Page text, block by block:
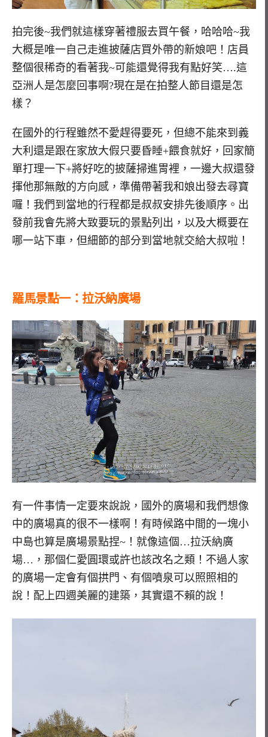
拍完後~我們就這樣穿著禮服去買午餐，哈哈哈~我
大概是唯一自己走進披薩店買外帶的新娘吧！店員
整個很稀奇的看著我~可能還覺得我有點好笑….這
亞洲人是怎麼回事啊?現在是在拍整人節目還是怎
樣？
在國外的行程雖然不愛趕得要死，但總不能來到義
大利還是跟在家放大假只要昏睡+餵食就好，回家簡
單打理一下+將好吃的披薩掃進胃裡，一邊大叔還發
揮他那無敵的方向感，準備帶著我和娘出發去尋寶
囉！我們到當地的行程都是叔叔安排先後順序。出
發前我會先將大致要玩的景點列出，以及大概要在
哪一站下車，但細節的部分到當地就交給大叔啦！
羅馬景點一：拉沃納廣場
有一件事情一定要來說說，國外的廣場和我們想像
中的廣場真的很不一樣啊！有時候路中間的一塊小
中島也算是廣場景點捏~！就像這個…拉沃納廣
場…，那個仁愛圓環或許也該改名之類！不過人家
的廣場一定會有個拱門、有個噴泉可以照照相的
說！配上四週美麗的建築，其實還不賴的說！